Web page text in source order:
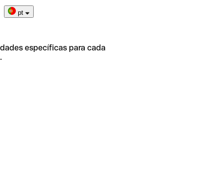
pt
específicas para cada